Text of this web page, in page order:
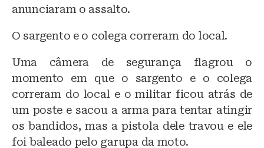
anunciaram o assalto.
O sargento e o colega correram do local.
Uma câmera de segurança flagrou o
momento em que o sargento e o colega
correram do local e o militar ficou atrás de
um poste e sacou a arma para tentar atingir
os bandidos, mas a pistola dele travou e ele
foi baleado pelo garupa da moto.